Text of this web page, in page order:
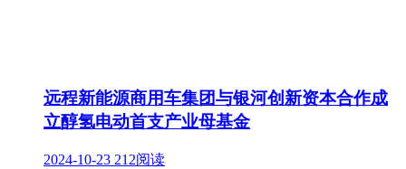
远程新能源商用车集团与银河创新资本合作成
立醇氢电动首支产业母基金
2024-10-23 212阅读